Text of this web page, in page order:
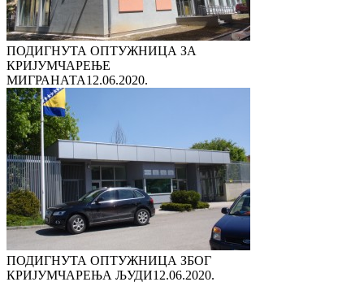
ПОДИГНУТА ОПТУЖНИЦА ЗА
КРИЈУМЧАРЕЊЕ
МИГРАНАТА12.06.2020.
ПОДИГНУТА ОПТУЖНИЦА ЗБОГ
КРИЈУМЧАРЕЊА ЉУДИ12.06.2020.